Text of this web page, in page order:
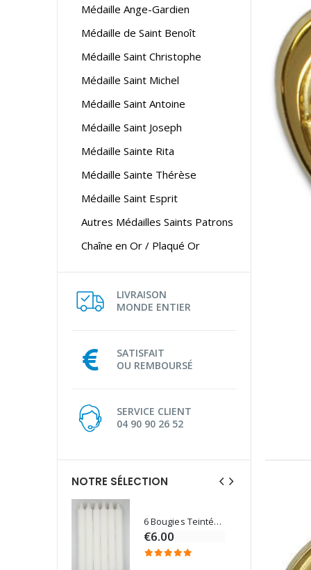
Médaille Ange-Gardien
Médaille de Saint Benoît
Médaille Saint Christophe
Médaille Saint Michel
Médaille Saint Antoine
Médaille Saint Joseph
Médaille Sainte Rita
Médaille Sainte Thérèse
Médaille Saint Esprit
Autres Médailles Saints Patrons
Chaîne en Or / Plaqué Or
LIVRAISON
MONDE ENTIER
SATISFAIT
OU REMBOURSÉ
SERVICE CLIENT
04 90 90 26 52
NOTRE SÉLECTION
6 Bougies Teintées Masse Couleur Blanche
€6.00